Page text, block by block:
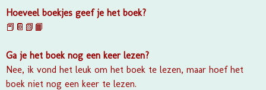
Hoeveel boekjes geef je het boek?
📕📔📗📙
Ga je het boek nog een keer lezen?
Nee, ik vond het leuk om het boek te lezen, maar hoef het
boek niet nog een keer te lezen.